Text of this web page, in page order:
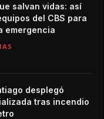
salvan vidas: así
del CBS para
emergencia
desplegó
tras incendio